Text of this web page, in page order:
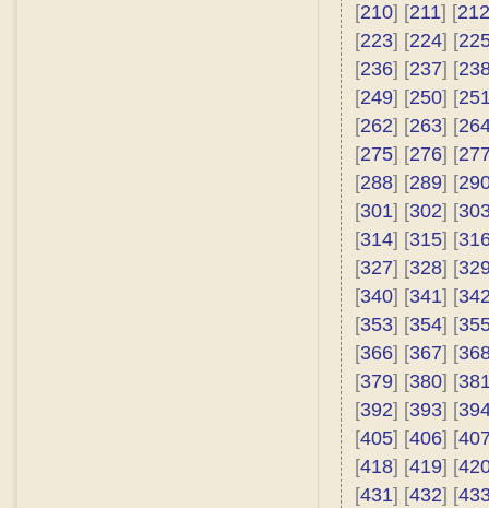
[210] [211] [212
[223] [224] [
[236] [237] [
[249] [250] [
[262] [263] [
[275] [276] [
[288] [289] [
[301] [302] [
[314] [315] [
[327] [328] [
[340] [341] [
[353] [354] [
[366] [367] [
[379] [380] [
[392] [393] [
[405] [406] [
[418] [419] [
[431] [432] [